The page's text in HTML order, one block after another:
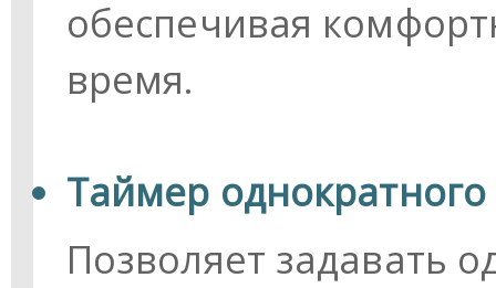
обеспечивая
время.
Таймер
Позволяет задавать